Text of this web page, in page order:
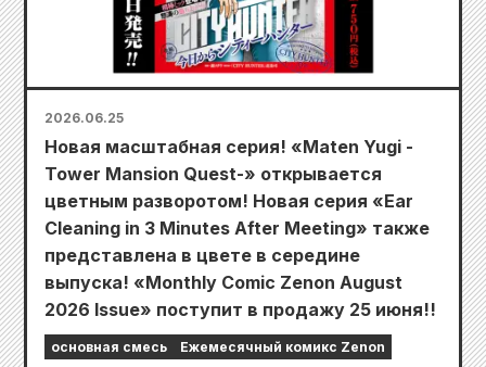
2026.06.25
Новая масштабная серия! «Maten Yugi -
Tower Mansion Quest-» открывается
цветным разворотом! Новая серия «Ear
Cleaning in 3 Minutes After Meeting» также
представлена в цвете в середине
выпуска! «Monthly Comic Zenon August
2026 Issue» поступит в продажу 25 июня!!
основная смесь Ежемесячный комикс Zenon